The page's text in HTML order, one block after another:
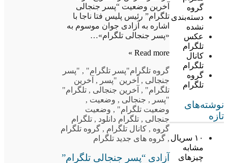
گروه
دسته‌بندی
نشده
عکس
تلگرام
کانال
تلگرام
گروه
تلگرام
نوشته‌های
تازه
۱۰ سریال
مشابه
چیزهای
آخرین وضعیت “پسر جنجالی
تلگرام” رئیس پلیس فتا ناجا با
اشاره به آزادی جوان موسوم به
«پسر جنجالی تلگرام»…
Read more »
گروه تلگرام"پسر تلگرام" , "پسر
جنجالی , آخرین "پسر , آخرین
تلگرام" , آخرین جنجالی , تلگرام"
"پسر , جنجالی , وضعیت ,
وضعیت تلگرام" , وضعیت
جنجالی , تلگرام دانلود , تلگرام
گروه , کانال تلگرام , گروه تلگرام
, گروه های جدید تلگرام
آزادیِ “پسر جنجالی تلگرام”